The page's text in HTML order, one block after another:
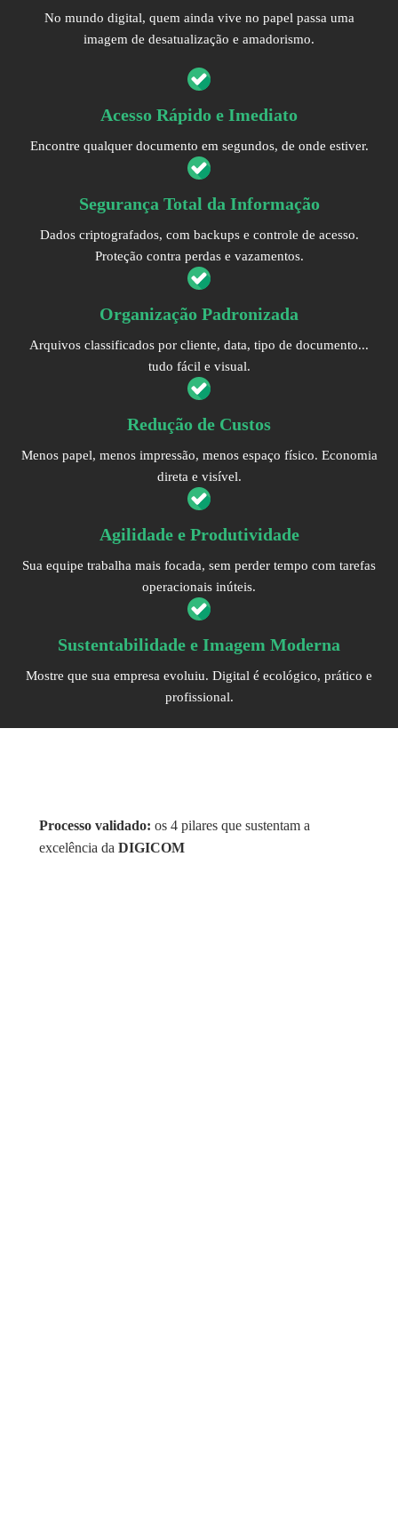
No mundo digital, quem ainda vive no papel passa uma
imagem de desatualização e amadorismo.
Acesso Rápido e Imediato
Encontre qualquer documento em segundos, de onde estiver.
Segurança Total da Informação
Dados criptografados, com backups e controle de acesso.
Proteção contra perdas e vazamentos.
Organização Padronizada
Arquivos classificados por cliente, data, tipo de documento...
tudo fácil e visual.
Redução de Custos
Menos papel, menos impressão, menos espaço físico. Economia
direta e visível.
Agilidade e Produtividade
Sua equipe trabalha mais focada, sem perder tempo com tarefas
operacionais inúteis.
Sustentabilidade e Imagem Moderna
Mostre que sua empresa evoluiu. Digital é ecológico, prático e
profissional.
Processo validado: os 4 pilares que sustentam a
excelência da DIGICOM